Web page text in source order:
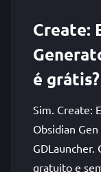
Create:
é grátis?
Sim. Create:
Obsidian
GDLauncher.
gratuito e